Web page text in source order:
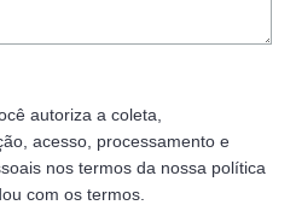
autoriza a coleta,
acesso, processamento e
nos termos da nossa política
com os termos.